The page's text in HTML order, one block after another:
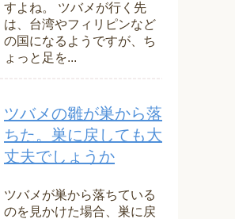
すよね。 ツバメが行く先
は、台湾やフィリピンなど
の国になるようですが、ち
ょっと足を...
ツバメの雛が巣から落
ちた。巣に戻しても大
丈夫でしょうか
ツバメが巣から落ちている
のを見かけた場合、巣に戻